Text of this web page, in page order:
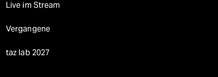
Live im Stream
Vergangene
taz lab 2027